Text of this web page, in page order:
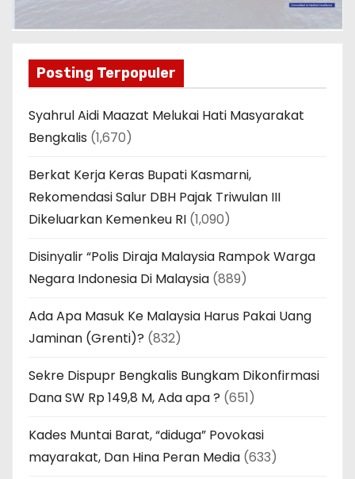
Posting Terpopuler
Syahrul Aidi Maazat Melukai Hati Masyarakat
Bengkalis (1,670)
Berkat Kerja Keras Bupati Kasmarni,
Rekomendasi Salur DBH Pajak Triwulan III
Dikeluarkan Kemenkeu RI (1,090)
Disinyalir “Polis Diraja Malaysia Rampok Warga
Negara Indonesia Di Malaysia (889)
Ada Apa Masuk Ke Malaysia Harus Pakai Uang
Jaminan (Grenti)? (832)
Sekre Dispupr Bengkalis Bungkam Dikonfirmasi
Dana SW Rp 149,8 M, Ada apa ? (651)
Kades Muntai Barat, “diduga” Povokasi
mayarakat, Dan Hina Peran Media (633)